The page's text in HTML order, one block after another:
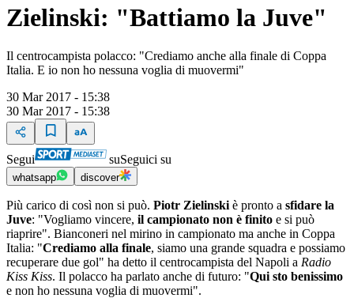
Zielinski: "Battiamo la Juve"
Il centrocampista polacco: "Crediamo anche alla finale di Coppa
Italia. E io non ho nessuna voglia di muovermi"
30 Mar 2017 - 15:38
30 Mar 2017 - 15:38
Segui suSeguici su
whatsapp discover
Più carico di così non si può. Piotr Zielinski è pronto a sfidare la
Juve: "Vogliamo vincere, il campionato non è finito e si può
riaprire". Bianconeri nel mirino in campionato ma anche in Coppa
Italia: "Crediamo alla finale, siamo una grande squadra e possiamo
recuperare due gol" ha detto il centrocampista del Napoli a Radio
Kiss Kiss. Il polacco ha parlato anche di futuro: "Qui sto benissimo
e non ho nessuna voglia di muovermi".